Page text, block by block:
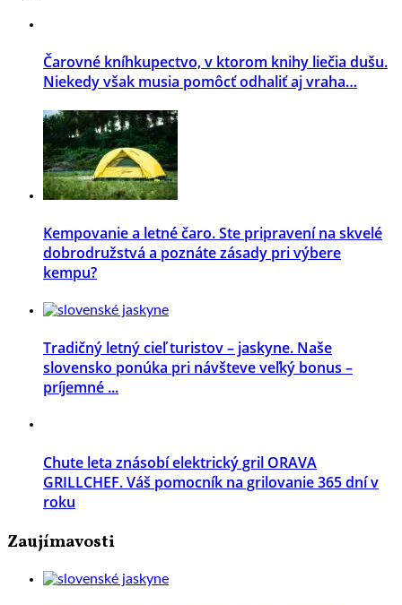
Čarovné kníhkupectvo, v ktorom knihy liečia dušu.
Niekedy však musia pomôcť odhaliť aj vraha…
Kempovanie a letné čaro. Ste pripravení na skvelé
dobrodružstvá a poznáte zásady pri výbere
kempu?
Tradičný letný cieľ turistov – jaskyne. Naše
slovensko ponúka pri návšteve veľký bonus –
príjemné ...
Chute leta znásobí elektrický gril ORAVA
GRILLCHEF. Váš pomocník na grilovanie 365 dní v
roku
Zaujímavosti